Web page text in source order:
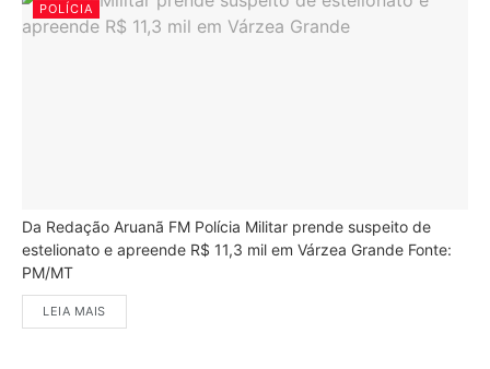
POLÍCIA
Da Redação Aruanã FM Polícia Militar prende suspeito de
estelionato e apreende R$ 11,3 mil em Várzea Grande Fonte:
PM/MT
LEIA MAIS